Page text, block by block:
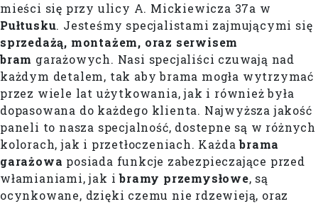
mieści się przy ulicy A. Mickiewicza 37a w
Pułtusku. Jesteśmy specjalistami zajmującymi się
sprzedażą, montażem, oraz serwisem
bram garażowych. Nasi specjaliści czuwają nad
każdym detalem, tak aby brama mogła wytrzymać
przez wiele lat użytkowania, jak i również była
dopasowana do każdego klienta. Najwyższa jakość
paneli to nasza specjalność, dostepne są w różnych
kolorach, jak i przetłoczeniach. Każdabrama
garażowa posiada funkcje zabezpieczające przed
włamianiami, jak ibramy przemysłowe, są
ocynkowane, dzięki czemu nie rdzewieją, oraz